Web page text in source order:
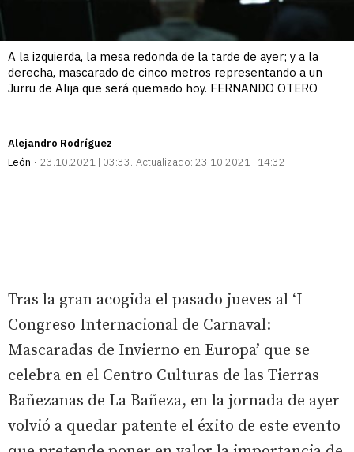
A la izquierda, la mesa redonda de la tarde de ayer; y a la
derecha, mascarado de cinco metros representando a un
Jurru de Alija que será quemado hoy. FERNANDO OTERO
Alejandro Rodríguez
León
23.10.2021 | 03:33 Actualizado: 23.10.2021 | 14:32
Tras la gran acogida el pasado jueves al ‘I
Congreso Internacional de Carnaval:
Mascaradas de Invierno en Europa’ que se
celebra en el Centro Culturas de las Tierras
Bañezanas de La Bañeza, en la jornada de ayer
volvió a quedar patente el éxito de este evento